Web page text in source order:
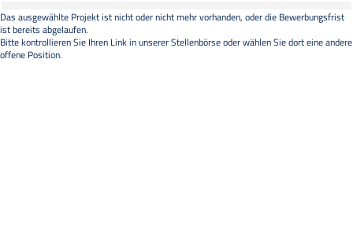
Das ausgewählte Projekt ist nicht oder nicht mehr vorhanden, oder die Bewerbungsfrist
ist bereits abgelaufen.
Bitte kontrollieren Sie Ihren Link in unsererStellenbörseoder wählen Sie dort eine andere
offene Position.